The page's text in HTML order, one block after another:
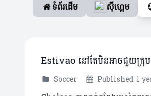
ទំព័រដើម ស៊ីហ្គេម
Estivao នៅតែមិនអាចជួយក្រុម
Soccer Published 1